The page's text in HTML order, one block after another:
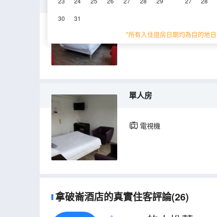
30 31
*所有入住退房日期均為目的地
18㎡ 淋浴 電
單人房
電視機
拿破崙酒店的真實住客評論(26)